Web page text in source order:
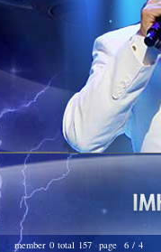
member 0 total 157 page 6 / 4